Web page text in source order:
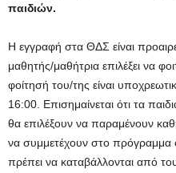
παιδιών.
Η εγγραφή στα ΘΔΣ είναι
μαθητής/μαθήτρια επιλέξει να
φοίτησή του/της είναι
16:00. Επισημαίνεται ότι τα
θα επιλέξουν να παραμένουν
να συμμετέχουν στο πρόγραμμα
πρέπει να καταβάλλονται από